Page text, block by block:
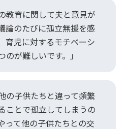
教育に関して夫と意見が
論のたびに孤立無援を感
育児に対するモチベーシ
のが難しいです。」
の子供たちと違って頻繁
ことで孤立してしまうの
って他の子供たちとの交